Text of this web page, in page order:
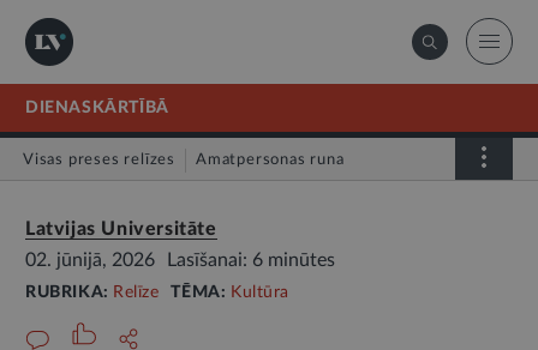
DIENASKĀRTĪBĀ
Visas preses relīzes Amatpersonas runa
Latvijas Universitāte
02. jūnijā, 2026
Lasīšanai: 6 minūtes
RUBRIKA: Relīze TĒMA: Kultūra